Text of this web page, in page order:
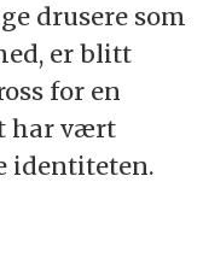
drusere som
er blitt
for en
har vært
identiteten.